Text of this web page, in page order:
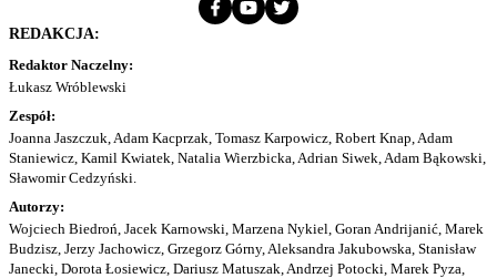
REDAKCJA:
Redaktor Naczelny:
Łukasz Wróblewski
Zespół:
Joanna Jaszczuk, Adam Kacprzak, Tomasz Karpowicz, Robert Knap, Adam
Staniewicz, Kamil Kwiatek, Natalia Wierzbicka, Adrian Siwek, Adam Bąkowski,
Sławomir Cedzyński.
Autorzy:
Wojciech Biedroń, Jacek Karnowski, Marzena Nykiel, Goran Andrijanić, Marek
Budzisz, Jerzy Jachowicz, Grzegorz Górny, Aleksandra Jakubowska, Stanisław
Janecki, Dorota Łosiewicz, Dariusz Matuszak, Andrzej Potocki, Marek Pyza,